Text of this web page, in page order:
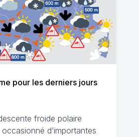
pour les derniers jours
froide polaire
d’importantes